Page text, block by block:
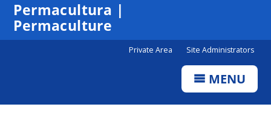
Permacultura |
Permaculture
Private Area Site Administrators
MENU